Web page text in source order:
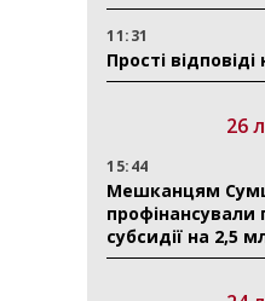
11:31
Прості
26
15:44
Мешканцям
профінансували
субсидії на 2,5